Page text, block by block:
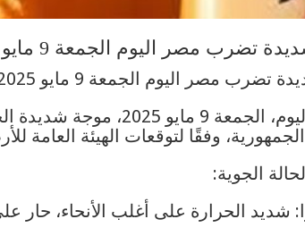
تضرب مصر اليوم الجمعة 9 مايو 2025
مصر اليوم الجمعة 9 مايو 2025
تشهد مصر اليوم، الجمعة 9 مايو
وفقًا لتوقعات الهيئة العامة
الجوية:
شديد الحرارة على أغلب الأنحاء، حار